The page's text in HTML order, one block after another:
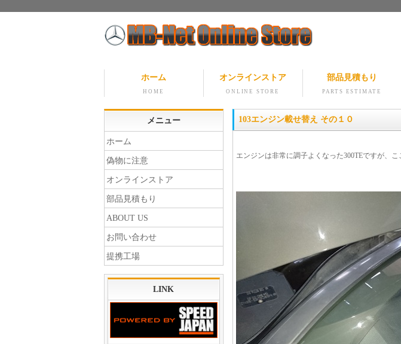
ホーム
HOME
オンラインストア
ONLINE STORE
部品見積もり
PARTS ESTIMATE
103エンジン載せ替え その１０
エンジンは非常に調子よくなった300TEですが、
メニュー
ホーム
偽物に注意
オンラインストア
部品見積もり
ABOUT US
お問い合わせ
提携工場
LINK